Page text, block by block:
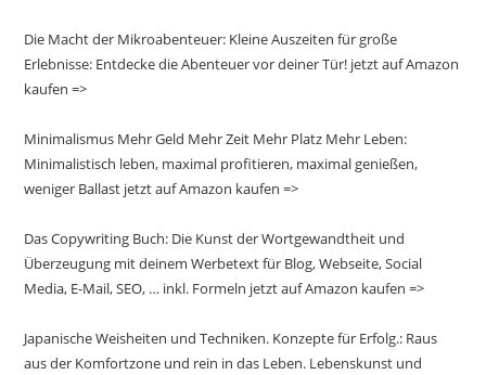
Die Macht der Mikroabenteuer: Kleine Auszeiten für große
Erlebnisse: Entdecke die Abenteuer vor deiner Tür! jetzt auf Amazon
kaufen =>
Minimalismus Mehr Geld Mehr Zeit Mehr Platz Mehr Leben:
Minimalistisch leben, maximal profitieren, maximal genießen,
weniger Ballast jetzt auf Amazon kaufen =>
Das Copywriting Buch: Die Kunst der Wortgewandtheit und
Überzeugung mit deinem Werbetext für Blog, Webseite, Social
Media, E-Mail, SEO, … inkl. Formeln jetzt auf Amazon kaufen =>
Japanische Weisheiten und Techniken. Konzepte für Erfolg.: Raus
aus der Komfortzone und rein in das Leben. Lebenskunst und